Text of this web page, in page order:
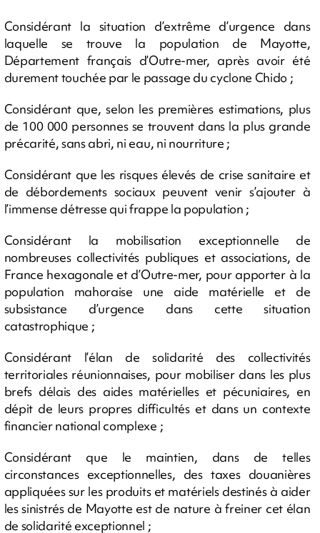
Considérant la situation d’extrême d’urgence dans
laquelle se trouve la population de Mayotte,
Département français d’Outre-mer, après avoir été
durement touchée par le passage du cyclone Chido ;
Considérant que, selon les premières estimations, plus
de 100 000 personnes se trouvent dans la plus grande
précarité, sans abri, ni eau, ni nourriture ;
Considérant que les risques élevés de crise sanitaire et
de débordements sociaux peuvent venir s’ajouter à
l’immense détresse qui frappe la population ;
Considérant la mobilisation exceptionnelle de
nombreuses collectivités publiques et associations, de
France hexagonale et d’Outre-mer, pour apporter à la
population mahoraise une aide matérielle et de
subsistance d’urgence dans cette situation
catastrophique ;
Considérant l’élan de solidarité des collectivités
territoriales réunionnaises, pour mobiliser dans les plus
brefs délais des aides matérielles et pécuniaires, en
dépit de leurs propres difficultés et dans un contexte
financier national complexe ;
Considérant que le maintien, dans de telles
circonstances exceptionnelles, des taxes douanières
appliquées sur les produits et matériels destinés à aider
les sinistrés de Mayotte est de nature à freiner cet élan
de solidarité exceptionnel ;